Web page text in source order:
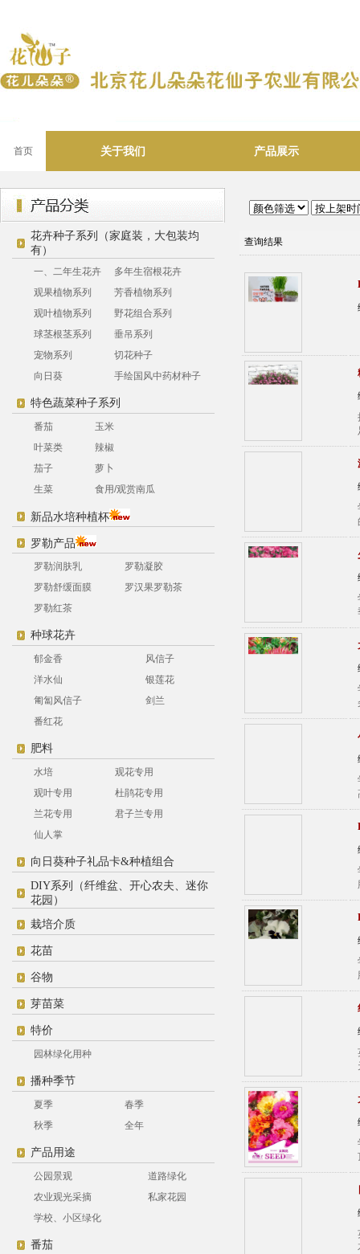
首页 关于我们 产品展示
花卉种子系列（家庭装，大包装均
有）
一、二年生花卉
多年生宿根花卉
观果植物系列
芳香植物系列
观叶植物系列
野花组合系列
球茎根茎系列
垂吊系列
宠物系列
切花种子
向日葵
手绘国风中药材种子
特色蔬菜种子系列
番茄
玉米
叶菜类
辣椒
茄子
萝卜
生菜
食用/观赏南瓜
新品水培种植杯
罗勒产品
罗勒润肤乳
罗勒凝胶
罗勒舒缓面膜
罗汉果罗勒茶
罗勒红茶
种球花卉
郁金香
风信子
洋水仙
银莲花
匍匐风信子
剑兰
番红花
肥料
水培
观花专用
观叶专用
杜鹃花专用
兰花专用
君子兰专用
仙人掌
向日葵种子礼品卡&种植组合
DIY系列（纤维盆、开心农夫、迷你
花园）
栽培介质
花苗
谷物
芽苗菜
特价
园林绿化用种
播种季节
夏季
春季
秋季
全年
产品用途
公园景观
道路绿化
农业观光采摘
私家花园
学校、小区绿化
番茄
查询结果